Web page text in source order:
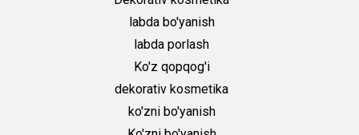
labda bo'yanish
labda porlash
Ko'z qopqog'i
dekorativ kosmetika
ko'zni bo'yanish